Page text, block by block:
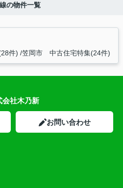
の物件一覧
件) 笠岡市 中古住宅特集(24件)
会社木乃新
お問い合わせ